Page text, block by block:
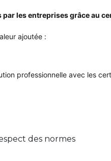
les entreprises grâce au
ajoutée :
professionnelle avec les
des normes